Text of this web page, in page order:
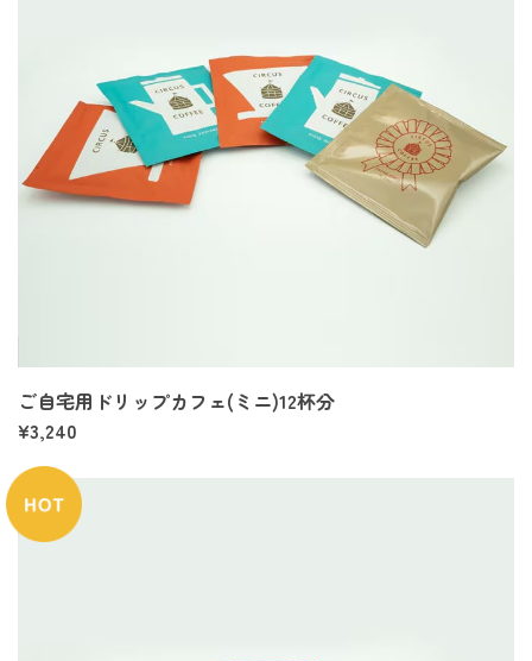
ご自宅用ドリップカフェ(ミニ)12杯分
¥3,240